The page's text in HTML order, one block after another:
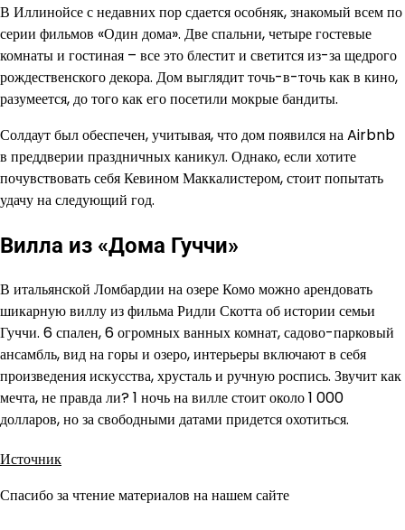
В Иллинойсе с недавних пор сдается особняк, знакомый всем по
серии фильмов «Один дома». Две спальни, четыре гостевые
комнаты и гостиная – все это блестит и светится из-за щедрого
рождественского декора. Дом выглядит точь-в-точь как в кино,
разумеется, до того как его посетили мокрые бандиты.
Солдаут был обеспечен, учитывая, что дом появился на Airbnb
в преддверии праздничных каникул. Однако, если хотите
почувствовать себя Кевином Маккалистером, стоит попытать
удачу на следующий год.
Вилла из «Дома Гуччи»
В итальянской Ломбардии на озере Комо можно арендовать
шикарную виллу из фильма Ридли Скотта об истории семьи
Гуччи. 6 спален, 6 огромных ванных комнат, садово-парковый
ансамбль, вид на горы и озеро, интерьеры включают в себя
произведения искусства, хрусталь и ручную роспись. Звучит как
мечта, не правда ли? 1 ночь на вилле стоит около 1 000
долларов, но за свободными датами придется охотиться.
Источник
Спасибо за чтение материалов на нашем сайте